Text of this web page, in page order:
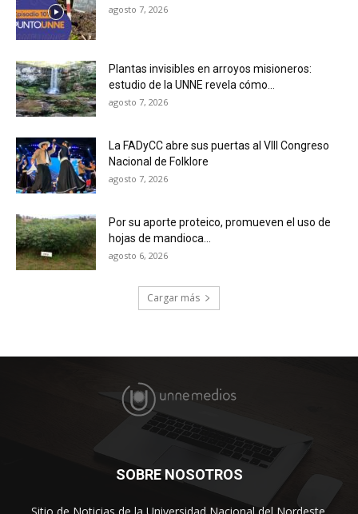
agosto 7, 2026
Plantas invisibles en arroyos misioneros:
estudio de la UNNE revela cómo...
agosto 7, 2026
La FADyCC abre sus puertas al VIII Congreso
Nacional de Folklore
agosto 7, 2026
Por su aporte proteico, promueven el uso de
hojas de mandioca...
agosto 6, 2026
Cargar más
SOBRE NOSOTROS